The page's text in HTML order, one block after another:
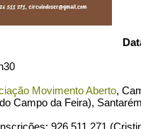
Movimento Aberto,
Campo da Feira),